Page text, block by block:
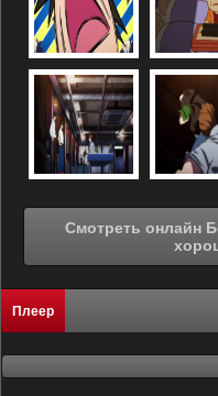
Смотреть онлайн Бог старшей школы (2020) в
Плеер